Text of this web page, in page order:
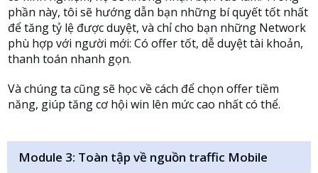
phần này, tôi sẽ hướng dẫn bạn những bí quyết tốt nhất
để tăng tỷ lệ được duyệt, và chỉ cho bạn những Network
phù hợp với người mới: Có offer tốt, dễ duyệt tài khoản,
thanh toán nhanh gọn.
Và chúng ta cũng sẽ học về cách để chọn offer tiềm
năng, giúp tăng cơ hội win lên mức cao nhất có thể.
Module 3: Toàn tập về nguồn traffic Mobile